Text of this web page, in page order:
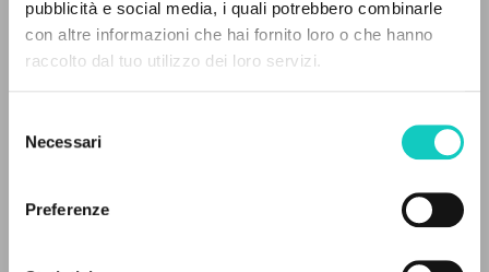
pubblicità e social media, i quali potrebbero combinarle
con altre informazioni che hai fornito loro o che hanno
raccolto dal tuo utilizzo dei loro servizi.
delNecessari
Preferenze
Rynio AlinaAutore
Roczniki pedagogiczne
RISULTATI SUCCESSIVI